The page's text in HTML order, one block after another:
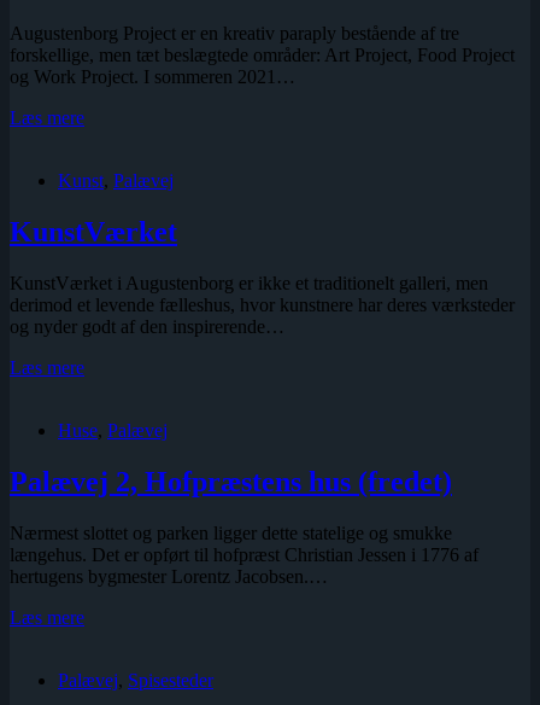
Augustenborg Project er en kreativ paraply bestående af tre
forskellige, men tæt beslægtede områder: Art Project, Food Project
og Work Project. I sommeren 2021…
Læs mereAugustenborg
Kunst, Palævej
KunstVærket
KunstVærket i Augustenborg er ikke et traditionelt galleri, men
derimod et levende fælleshus, hvor kunstnere har deres værksteder
og nyder godt af den inspirerende…
Læs mereKunstVærket
Huse, Palævej
Palævej 2, Hofpræstens hus (fredet)
Nærmest slottet og parken ligger dette statelige og smukke
længehus. Det er opført til hofpræst Christian Jessen i 1776 af
hertugens bygmester Lorentz Jacobsen.…
Læs merePalævej
hus
Palævej, Spisesteder